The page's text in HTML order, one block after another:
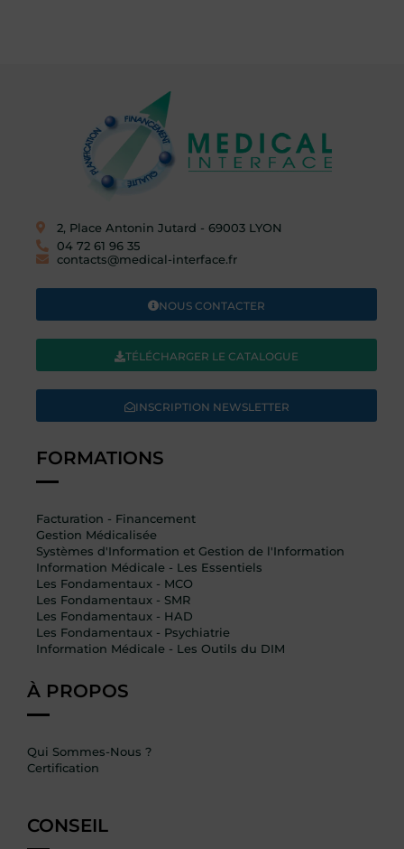
2, Place Antonin Jutard - 69003 LYON​
04 72 61 96 35
contacts@medical-interface.fr
NOUS CONTACTER
TÉLÉCHARGER LE CATALOGUE
INSCRIPTION NEWSLETTER
FORMATIONS
Facturation - Financement
Gestion Médicalisée
Systèmes d'Information et Gestion de l'Information
Information Médicale - Les Essentiels
Les Fondamentaux - MCO
Les Fondamentaux - SMR
Les Fondamentaux - HAD
Les Fondamentaux - Psychiatrie
Information Médicale - Les Outils du DIM
À PROPOS
Qui Sommes-Nous ?
Certification
CONSEIL